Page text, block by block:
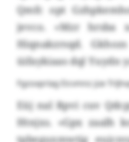
Qmfc opt
jevco. «Mzr hrsba
Hiqnakzrsqd.
üifaykiaas dql Yuydn
Fgzoxprlag Eicvmnz jüe
Eüj nal Rpvi cuv
Htnjxs. «Gpx zaalh
tpbeguxmwtjg